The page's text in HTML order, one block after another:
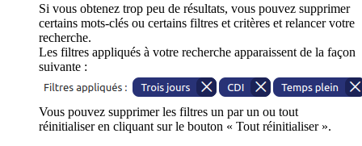
Si vous obtenez trop peu de résultats, vous pouvez supprimer
certains mots-clés ou certains filtres et critères et relancer votre
recherche.
Les filtres appliqués à votre recherche apparaissent de la façon
suivante :
Vous pouvez supprimer les filtres un par un ou tout
réinitialiser en cliquant sur le bouton « Tout réinitialiser ».